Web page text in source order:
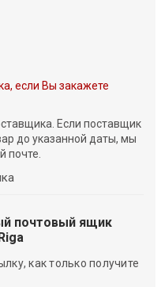
если Вы закажете
Если поставщик
до указанной даты, мы
почте.
почтовый ящик
как только получите